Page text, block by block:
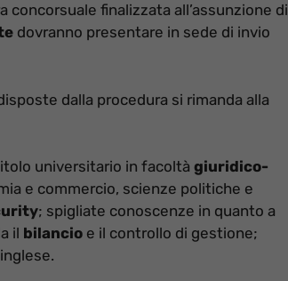
finalizzata all’assunzione di
dovranno presentare in sede di invio
dalla procedura si rimanda alla
universitario in facoltà giuridico-
e commercio, scienze politiche e
; spigliate conoscenze in quanto a
il bilancio e il controllo di gestione;